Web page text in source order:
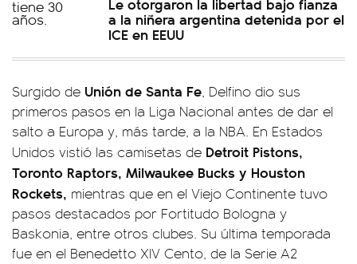
a la niñera argentina detenida por el
ICE en EEUU
Surgido de Unión de Santa Fe, Delfino dio sus
primeros pasos en la Liga Nacional antes de dar el
salto a Europa y, más tarde, a la NBA. En Estados
Unidos vistió las camisetas de Detroit Pistons,
Toronto Raptors, Milwaukee Bucks y Houston
Rockets, mientras que en el Viejo Continente tuvo
pasos destacados por Fortitudo Bologna y
Baskonia, entre otros clubes. Su última temporada
fue en el Benedetto XIV Cento, de la Serie A2